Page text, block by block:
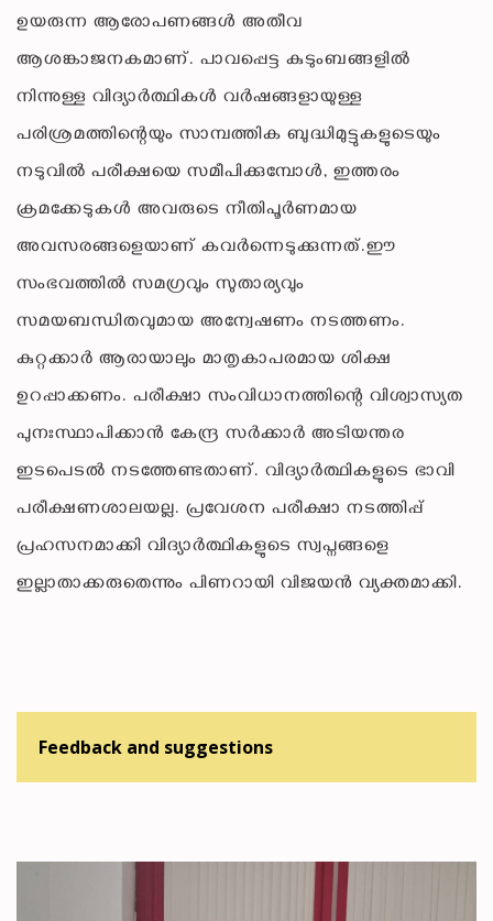
ഉയരുന്ന ആരോപണങ്ങൾ അതീവ
ആശങ്കാജനകമാണ്. പാവപ്പെട്ട കുടുംബങ്ങളിൽ
നിന്നുള്ള വിദ്യാർത്ഥികൾ വർഷങ്ങളായുള്ള
പരിശ്രമത്തിന്റെയും സാമ്പത്തിക ബുദ്ധിമുട്ടുകളുടെയും
നടുവിൽ പരീക്ഷയെ സമീപിക്കുമ്പോൾ, ഇത്തരം
ക്രമക്കേടുകൾ അവരുടെ നീതിപൂർണമായ
അവസരങ്ങളെയാണ് കവർന്നെടുക്കുന്നത്.ഈ
സംഭവത്തിൽ സമഗ്രവും സുതാര്യവും
സമയബന്ധിതവുമായ അന്വേഷണം നടത്തണം.
കുറ്റക്കാർ ആരായാലും മാതൃകാപരമായ ശിക്ഷ
ഉറപ്പാക്കണം. പരീക്ഷാ സംവിധാനത്തിന്റെ വിശ്വാസ്യത
പുനഃസ്ഥാപിക്കാൻ കേന്ദ്ര സർക്കാർ അടിയന്തര
ഇടപെടൽ നടത്തേണ്ടതാണ്. വിദ്യാർത്ഥികളുടെ ഭാവി
പരീക്ഷണശാലയല്ല. പ്രവേശന പരീക്ഷാ നടത്തിപ്പ്
പ്രഹസനമാക്കി വിദ്യാർത്ഥികളുടെ സ്വപ്നങ്ങളെ
ഇല്ലാതാക്കരുതെന്നും പിണറായി വിജയൻ വ്യക്തമാക്കി.
Feedback and suggestions